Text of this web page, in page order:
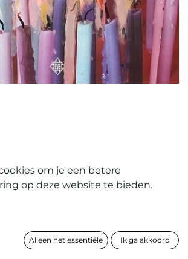
om je een betere
op deze website te bieden.
Alleen het essentiële Ik ga akkoord